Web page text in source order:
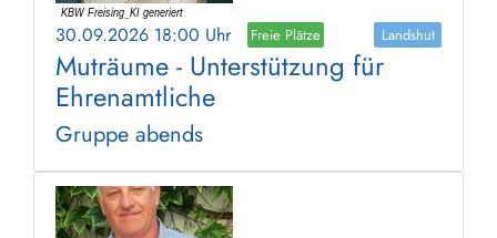
30.09.2026 18:00 Uhr Freie Plätze Landshut
Muträume - Unterstützung für
Ehrenamtliche
Gruppe abends